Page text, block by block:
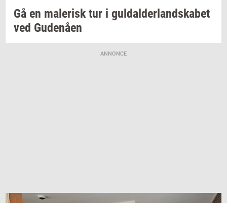
Gå en ma­le­risktur i gul­dal­der­land­ska­bet
ved Gu­denå­en
ANNONCE